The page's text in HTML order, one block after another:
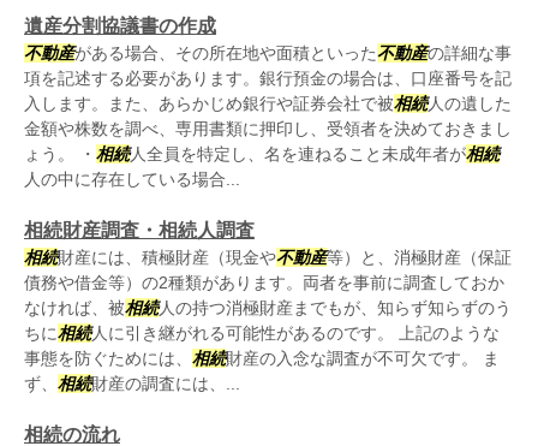
遺産分割協議書の作成
不動産がある場合、その所在地や面積といった不動産の詳細な事
項を記述する必要があります。銀行預金の場合は、口座番号を記
入します。また、あらかじめ銀行や証券会社で被相続人の遺した
金額や株数を調べ、専用書類に押印し、受領者を決めておきまし
ょう。 ・ 相続人全員を特定し、名を連ねること未成年者が相続
人の中に存在している場合...
相続財産調査・相続人調査
相続財産には、積極財産（現金や不動産等）と、消極財産（保証
債務や借金等）の2種類があります。両者を事前に調査しておか
なければ、被相続人の持つ消極財産までもが、知らず知らずのう
ちに相続人に引き継がれる可能性があるのです。 上記のような
事態を防ぐためには、 相続財産の入念な調査が不可欠です。 ま
ず、 相続財産の調査には、...
相続の流れ